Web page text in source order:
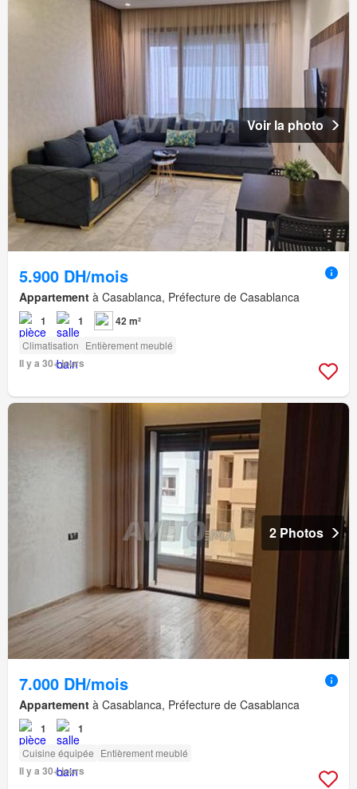
Voir la photo
5.900 DH/mois
Appartement à Casablanca, Préfecture de Casablanca
1 1 42 m²
Climatisation Entièrement meublé
Il y a 30+ jours
2 Photos
7.000 DH/mois
Appartement à Casablanca, Préfecture de Casablanca
1 1
Cuisine équipée Entièrement meublé
Il y a 30+ jours